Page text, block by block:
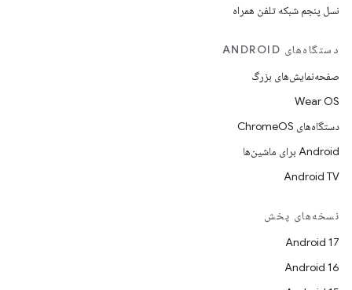
نسل پنجم شبکه تلفن همراه
دستگاه‌های ANDROID
صفحه‌نمایش‌های بزرگ
Wear OS
دستگاه‌های ChromeOS
Android برای ماشین‌ها
Android TV
نسخه‌های پخش
Android 17
Android 16